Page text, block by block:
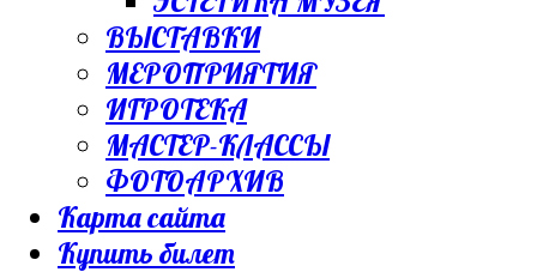
ВЫСТАВКИ
МЕРОПРИЯТИЯ
ИГРОТЕКА
МАСТЕР-КЛАССЫ
ФОТОАРХИВ
Карта сайта
Купить билет